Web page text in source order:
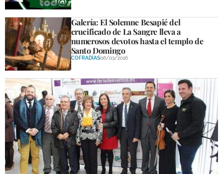
Galería: El Solemne Besapié del
crucificado de La Sangre lleva a
numerosos devotos hasta el templo de
Santo Domingo
COFRADÍAS06/03/2016